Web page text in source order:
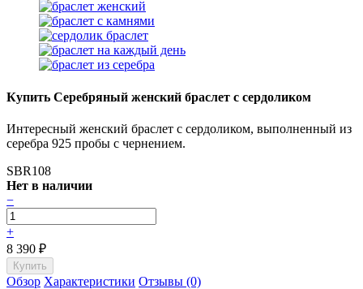
Купить Серебряный женский браслет с сердоликом
Интересный женский браслет с сердоликом, выполненный из
серебра 925 пробы с чернением.
SBR108
Нет в наличии
−
+
8 390 ₽
Обзор Характеристики Отзывы (0)